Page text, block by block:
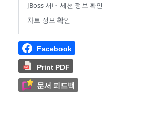
JBoss 서버 세션 정보 확인
차트 정보 확인
Facebook
Print PDF
문서 피드백